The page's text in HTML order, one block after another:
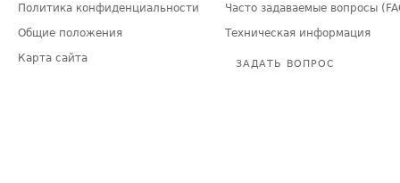
Политика конфиденциальности
Общие положения
Карта сайта
Часто задаваемые вопросы
Техническая информация
ЗАДАТЬ ВОПРОС